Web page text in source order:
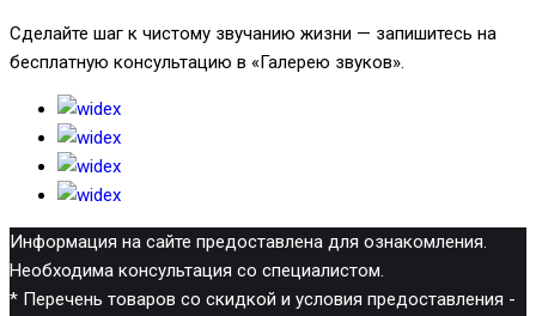
Сделайте шаг к чистому звучанию жизни — запишитесь на
бесплатную консультацию в «Галерею звуков».
Информация на сайте предоставлена для ознакомления.
Необходима консультация со специалистом.
* Перечень товаров со скидкой и условия предоставления -